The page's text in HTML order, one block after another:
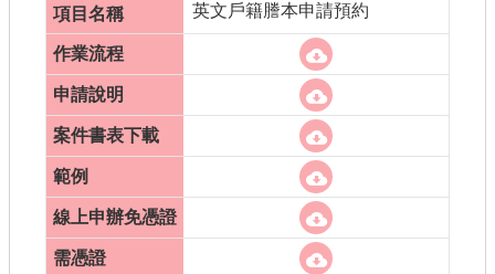
網站安全政策
政府網站資料開放宣告
英文戶籍謄本申請預約